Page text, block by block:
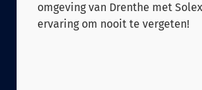
omgeving van Drenthe met
ervaring om nooit te vergeten!